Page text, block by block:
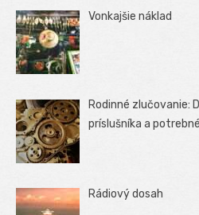
Vonkajšie náklad
Rodinné zlučovanie:
príslušníka a
Rádiový dosah